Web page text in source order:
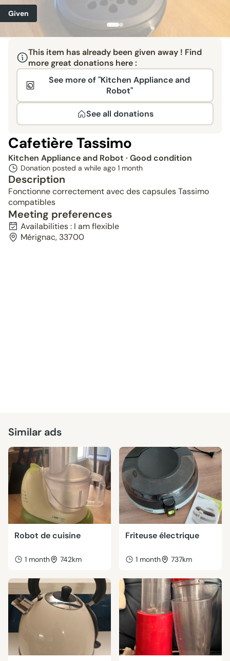
Given
This item has already been given away ! Find
more great donations here :
See more of "Kitchen Appliance and
Robot"
See all donations
Cafetière Tassimo
Kitchen Appliance and Robot · Good condition
Donation posted a while ago 1 month
Description
Fonctionne correctement avec des capsules Tassimo
compatibles
Meeting preferences
Availabilities : I am flexible
Mérignac, 33700
Similar ads
Robot de cuisine
1 month 742km
Friteuse électrique
1 month 737km